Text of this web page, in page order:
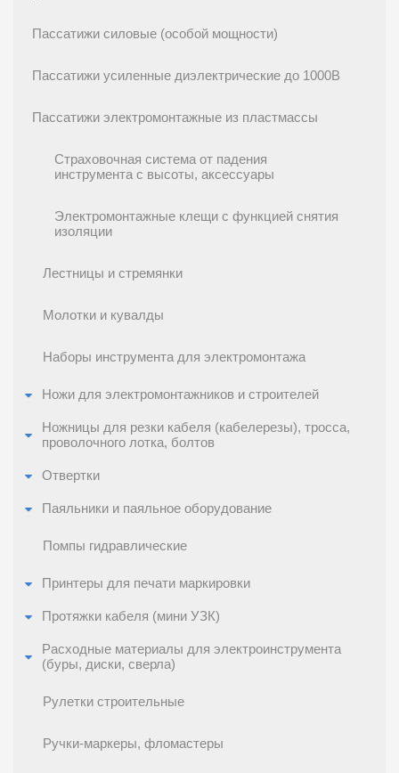
Пассатижи силовые (особой мощности)
Пассатижи усиленные диэлектрические до 1000В
Пассатижи электромонтажные из пластмассы
Страховочная система от падения
инструмента с высоты, аксессуары
Электромонтажные клещи с функцией снятия
изоляции
Лестницы и стремянки
Молотки и кувалды
Наборы инструмента для электромонтажа
Ножи для электромонтажников и строителей
Ножницы для резки кабеля (кабелерезы), тросса,
проволочного лотка, болтов
Отвертки
Паяльники и паяльное оборудование
Помпы гидравлические
Принтеры для печати маркировки
Протяжки кабеля (мини УЗК)
Расходные материалы для электроинструмента
(буры, диски, сверла)
Рулетки строительные
Ручки-маркеры, фломастеры